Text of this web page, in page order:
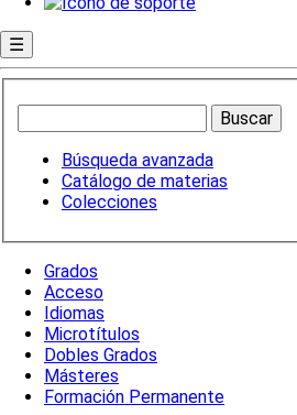
☰
Búsqueda avanzada
Catálogo de materias
Colecciones
Grados
Acceso
Idiomas
Microtítulos
Dobles Grados
Másteres
Formación Permanente